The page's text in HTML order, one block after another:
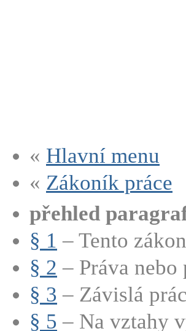
« Hlavní menu
« Zákoník práce
přehled
§ 1 – Tento zákon
§ 2 – Práva
§ 3 – Závislá
§ 5 – Na vztahy